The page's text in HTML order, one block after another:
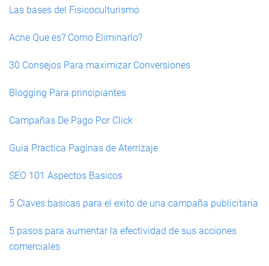
Las bases del Fisicoculturismo
Acne Que es? Como Eliminarlo?
30 Consejos Para maximizar Conversiones
Blogging Para principiantes
Campañas De Pago Por Click
Guia Practica Paginas de Aterrizaje
SEO 101 Aspectos Basicos
5 Claves basicas para el exito de una campaña publicitaria
5 pasos para aumentar la efectividad de sus acciones
comerciales